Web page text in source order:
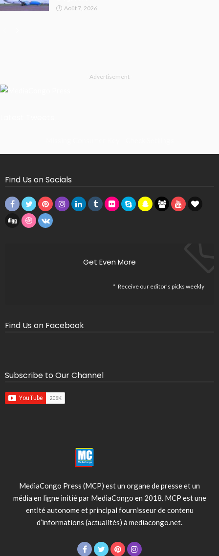
Août 7, 2026
- Advertisement -
Find Us on Socials
Get Even More
Receive our editor's picks weekly
Find Us on Facebook
Subscribe to Our Channel
MediaCongo Press (MCP) est un organe de presse et un
média en ligne initié par MediaCongo en 2018. MCP est une
entité autonome et principal fournisseur de contenu
d’informations (actualités) à mediacongo.net.